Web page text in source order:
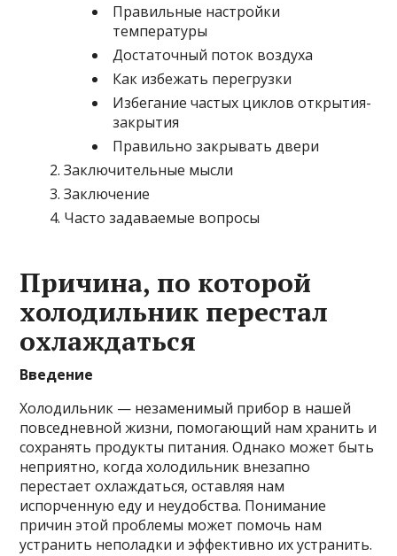
Правильные настройки
температуры
Достаточный поток воздуха
Как избежать перегрузки
Избегание частых циклов открытия-
закрытия
Правильно закрывать двери
Заключительные мысли
Заключение
Часто задаваемые вопросы
Причина, по которой
холодильник перестал
охлаждаться
Введение
Холодильник — незаменимый прибор в нашей
повседневной жизни, помогающий нам хранить и
сохранять продукты питания. Однако может быть
неприятно, когда холодильник внезапно
перестает охлаждаться, оставляя нам
испорченную еду и неудобства. Понимание
причин этой проблемы может помочь нам
устранить неполадки и эффективно их устранить.